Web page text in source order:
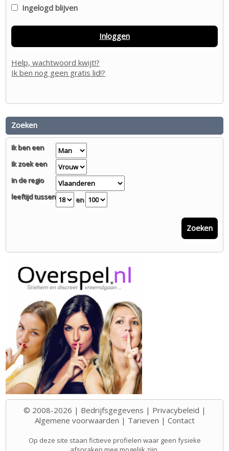
Ingelogd blijven
Inloggen
Help, wachtwoord kwijt!?
Ik ben nog geen gratis lid!?
Zoeken
Ik ben een
Ik zoek een
In de regio
leeftijd tussen
en
Zoeken
© 2008-2026 | Bedrijfsgegevens | Privacybeleid |
Algemene voorwaarden | Tarieven | Contact
Op deze site staan fictieve profielen waar geen fysieke